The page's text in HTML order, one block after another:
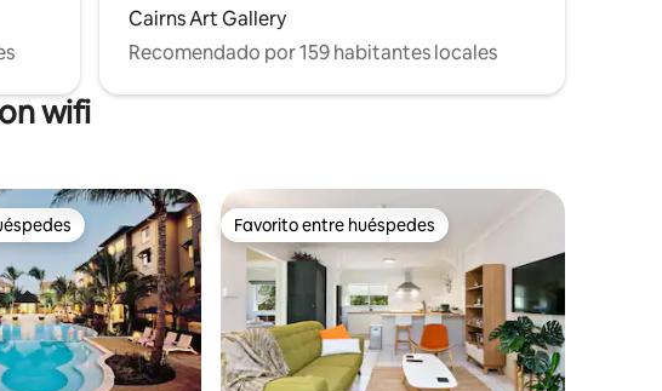
Cairns Art Gallery
Recomendado por 159 habitantes locales
wifi
Favorito entre huéspedes
Favorito entre huéspedes